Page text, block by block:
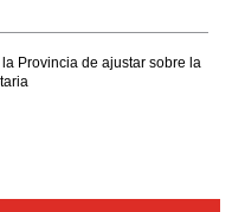
Provincia de ajustar sobre la